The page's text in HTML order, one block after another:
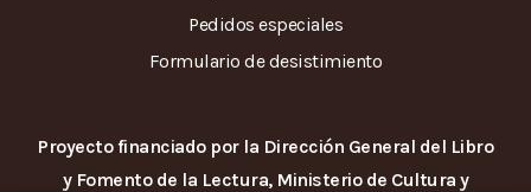
Pedidos especiales
Formulario de desistimiento
Proyecto financiado por la Dirección General del Libro
y Fomento de la Lectura, Ministerio de Cultura y